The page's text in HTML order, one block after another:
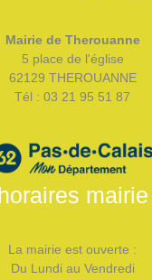
Mairie de Therouanne
5 place de l'église
62129 THEROUANNE
Tél : 03 21 95 51 87
horaires mairie
La mairie est ouverte :
Du Lundi au Vendredi